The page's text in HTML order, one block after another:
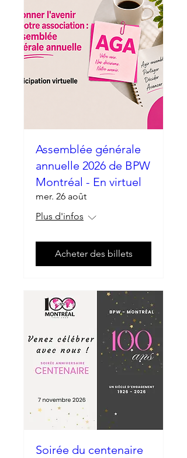
Assemblée générale
annuelle 2026 de BPW
Montréal - En virtuel
mer. 26 août
Plus d'infos
Acheter des billets
Soirée du centenaire